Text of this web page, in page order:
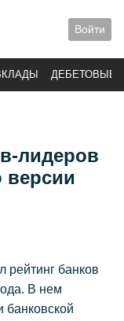
Войти
ДЕБЕТОВЫЕ
лидеров
версии
рейтинг банков
В нем
банковской